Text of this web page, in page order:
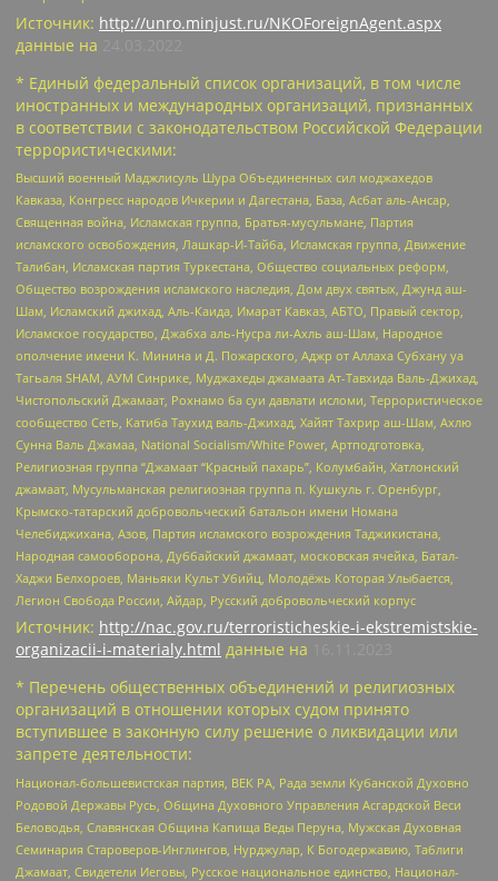
Источник: http://unro.minjust.ru/NKOForeignAgent.aspx
данные на
* Единый федеральный список организаций, в том числе
иностранных и международных организаций, признанных
в соответствии с законодательством Российской Федерации
террористическими:
Высший военный Маджлисуль Шура Объединенных сил моджахедов
Кавказа, Конгресс народов Ичкерии и Дагестана, База, Асбат аль-Ансар,
Священная война, Исламская группа, Братья-мусульмане, Партия
исламского освобождения, Лашкар-И-Тайба, Исламская группа, Движение
Талибан, Исламская партия Туркестана, Общество социальных реформ,
Общество возрождения исламского наследия, Дом двух святых, Джунд аш-
Шам, Исламский джихад, Аль-Каида, Имарат Кавказ, АБТО, Правый сектор,
Исламское государство, Джабха аль-Нусра ли-Ахль аш-Шам, Народное
ополчение имени К. Минина и Д. Пожарского, Аджр от Аллаха Субхану уа
Тагьаля SHAM, АУМ Синрике, Муджахеды джамаата Ат-Тавхида Валь-Джихад,
Чистопольский Джамаат, Рохнамо ба суи давлати исломи, Террористическое
сообщество Сеть, Катиба Таухид валь-Джихад, Хайят Тахрир аш-Шам, Ахлю
Сунна Валь Джамаа, National Socialism/White Power, Артподготовка,
Религиозная группа “Джамаат “Красный пахарь”, Колумбайн, Хатлонский
джамаат, Мусульманская религиозная группа п. Кушкуль г. Оренбург,
Крымско-татарский добровольческий батальон имени Номана
Челебиджихана, Азов, Партия исламского возрождения Таджикистана,
Народная самооборона, Дуббайский джамаат, московская ячейка, Батал-
Хаджи Белхороев, Маньяки Культ Убийц, Молодёжь Которая Улыбается,
Легион Свобода России, Айдар, Русский добровольческий корпус
Источник: http://nac.gov.ru/terroristicheskie-i-ekstremistskie-
organizacii-i-materialy.html данные на
* Перечень общественных объединений и религиозных
организаций в отношении которых судом принято
вступившее в законную силу решение о ликвидации или
запрете деятельности:
Национал-большевистская партия, ВЕК РА, Рада земли Кубанской Духовно
Родовой Державы Русь, Община Духовного Управления Асгардской Веси
Беловодья, Славянская Община Капища Веды Перуна, Мужская Духовная
Семинария Староверов-Инглингов, Нурджулар, К Богодержавию, Таблиги
Джамаат, Свидетели Иеговы, Русское национальное единство, Национал-